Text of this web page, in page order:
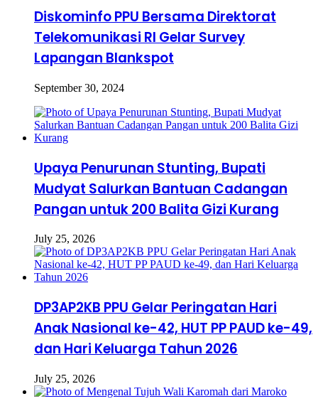
Diskominfo PPU Bersama Direktorat
Telekomunikasi RI Gelar Survey
Lapangan Blankspot
September 30, 2024
Upaya Penurunan Stunting, Bupati
Mudyat Salurkan Bantuan Cadangan
Pangan untuk 200 Balita Gizi Kurang
July 25, 2026
DP3AP2KB PPU Gelar Peringatan Hari
Anak Nasional ke-42, HUT PP PAUD ke-49,
dan Hari Keluarga Tahun 2026
July 25, 2026